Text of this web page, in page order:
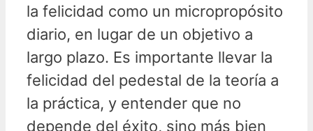
la felicidad como un micropropósito
diario, en lugar de un objetivo a
largo plazo. Es importante llevar la
felicidad del pedestal de la teoría a
la práctica, y entender que no
depende del éxito, sino más bien